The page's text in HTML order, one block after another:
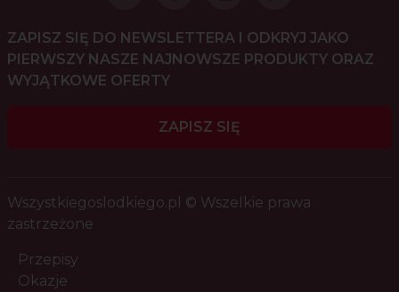
ZAPISZ SIĘ DO NEWSLETTERA I ODKRYJ JAKO
PIERWSZY NASZE NAJNOWSZE PRODUKTY ORAZ
WYJĄTKOWE OFERTY
ZAPISZ SIĘ
Wszystkiegoslodkiego.pl © Wszelkie prawa
zastrzeżone
Przepisy
Okazje